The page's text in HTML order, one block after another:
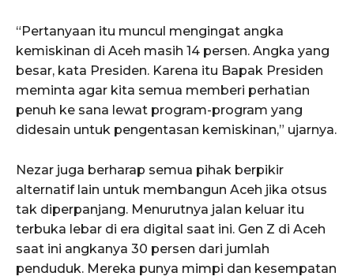
ACEHKINI.ID
Situs Berita Aceh Terkini
“Pertanyaan itu muncul mengingat angka
kemiskinan di Aceh masih 14 persen. Angka yang
besar, kata Presiden. Karena itu Bapak Presiden
meminta agar kita semua memberi perhatian
penuh ke sana lewat program-program yang
didesain untuk pengentasan kemiskinan,” ujarnya.
Nezar juga berharap semua pihak berpikir
alternatif lain untuk membangun Aceh jika otsus
tak diperpanjang. Menurutnya jalan keluar itu
terbuka lebar di era digital saat ini. Gen Z di Aceh
saat ini angkanya 30 persen dari jumlah
penduduk. Mereka punya mimpi dan kesempatan